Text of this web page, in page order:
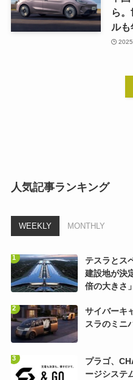
ら
ルも
人気記事ランキング
WEEKLY MONTHLY
テスラとス
建設地が決
倍の大きさ
サイバーキ
スラのミニ
プラゴ、
ージシステ